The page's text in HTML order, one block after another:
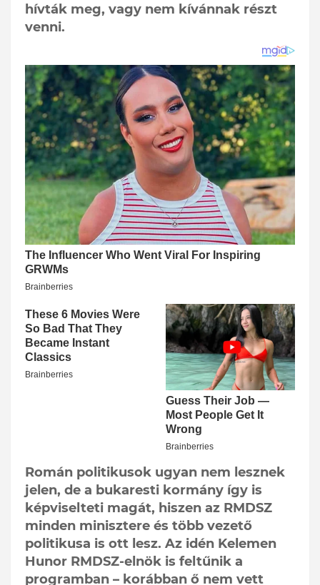
hívták meg, vagy nem kívánnak részt
venni.
Román politikusok ugyan nem lesznek
jelen, de a bukaresti kormány így is
képviselteti magát, hiszen az RMDSZ
minden minisztere és több vezető
politikusa is ott lesz. Az idén Kelemen
Hunor RMDSZ-elnök is feltűnik a
programban – korábban ő nem vett